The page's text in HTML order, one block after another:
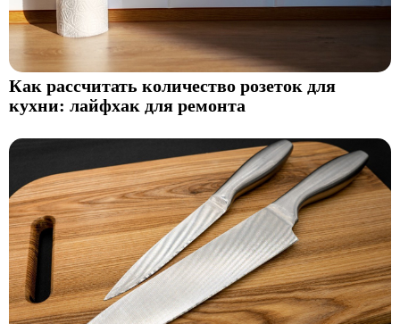
Как рассчитать количество розеток для
кухни: лайфхак для ремонта